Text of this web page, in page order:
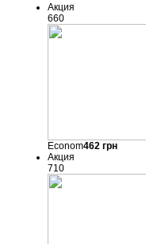
Акция
660
Econom462грн
Акция
710